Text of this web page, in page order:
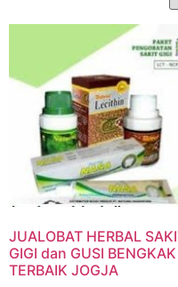
JUALOBAT HERBAL
GIGI dan GUSI BENGKAK
TERBAIK JOGJA